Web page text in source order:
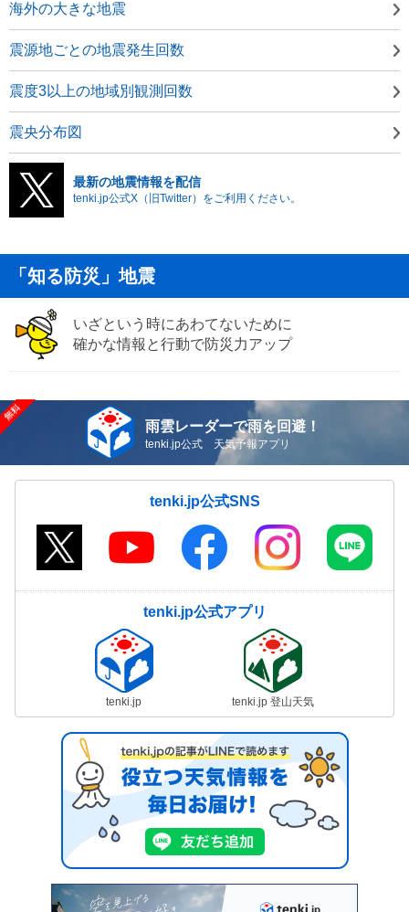
海外の大きな地震
震源地ごとの地震発生回数
震度3以上の地域別観測回数
震央分布図
最新の地震情報を配信
tenki.jp公式X（旧Twitter）をご利用ください。
「知る防災」地震
いざという時にあわてないために
確かな情報と行動で防災力アップ
雨雲レーダーで雨を回避！
tenki.jp公式 天気予報アプリ
tenki.jp公式SNS
tenki.jp公式アプリ
tenki.jp tenki.jp 登山天気